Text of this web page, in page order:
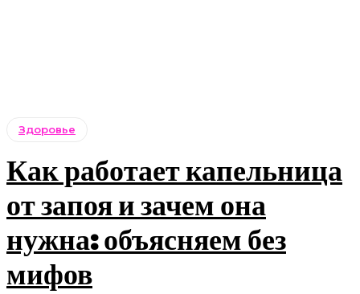
Здоровье
Как работает капельница
от запоя и зачем она
нужна: объясняем без
мифов